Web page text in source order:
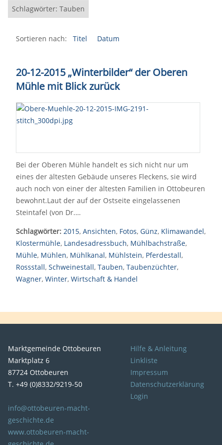
Schlagwörter: Tauben
Sortieren nach: Titel Datum
20-12-2015 „Winterbilder“ der Oberen
Mühle mit Blick zurück
Bei der Oberen Mühle handelt es sich nicht nur um
eines der ältesten Gebäude unseres Fleckens, sie wird
auch noch von einer der ältesten Familien in Ottobeuren
bewohnt.Laut der auf der Ostseite eingelassenen
Steintafel (von Dr.…
Schlagwörter: 2015, Ansichten, Fotos, Günz, Klimawandel,
Klostermühle, Landesadressbuch, Mühlbachstraße,
Mühle, Mühlen, Mühlkanal, Mühlstein, Pferdestall,
Rossstall, Schweinestall, Tauben, Taubenzüchter,
Wagner, Winter, Wirtschaft & Handel
Marktgemeinde Ottobeuren
Marktplatz 6
87724 Ottobeuren
T. +49 (0)8332/9219-50
info@ottobeuren-macht-
geschichte.de
www.ottobeuren-macht-
Hilfe & Anleitung
Linkliste
Impressum
Datenschutzerklärung
Login